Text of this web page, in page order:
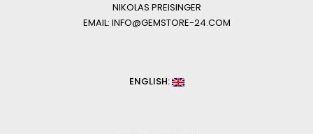
NIKOLAS PREISINGER
EMAIL: INFO@GEMSTORE-24.COM
ENGLISH: